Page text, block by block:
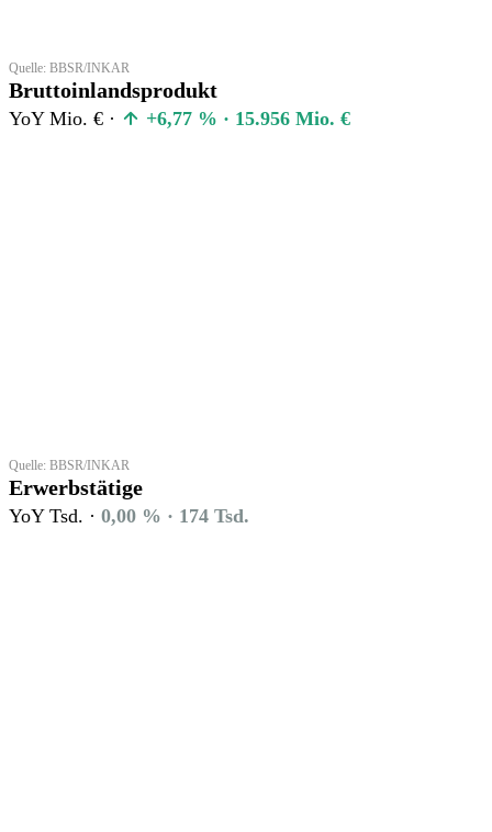
Quelle: BBSR/INKAR
Bruttoinlandsprodukt
YoY Mio. € · +6,77 % · 15.956 Mio. €
Quelle: BBSR/INKAR
Erwerbstätige
YoY Tsd. · 0,00 % · 174 Tsd.